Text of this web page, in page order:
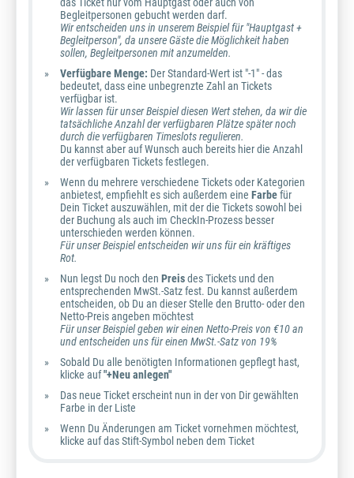
Begleitpersonen gebucht werden darf.
Wir entscheiden uns in unserem Beispiel für "Hauptgast +
Begleitperson", da unsere Gäste die Möglichkeit haben
sollen, Begleitpersonen mit anzumelden.
Verfügbare Menge: Der Standard-Wert ist "-1" - das
bedeutet, dass eine unbegrenzte Zahl an Tickets
verfügbar ist.
Wir lassen für unser Beispiel diesen Wert stehen, da wir die
tatsächliche Anzahl der verfügbaren Plätze später noch
durch die verfügbaren Timeslots regulieren.
Du kannst aber auf Wunsch auch bereits hier die Anzahl
der verfügbaren Tickets festlegen.
Wenn du mehrere verschiedene Tickets oder Kategorien
anbietest, empfiehlt es sich außerdem eine Farbefür
Dein Ticket auszuwählen, mit der die Tickets sowohl bei
der Buchung als auch im CheckIn-Prozess besser
unterschieden werden können.
Für unser Beispiel entscheiden wir uns für ein kräftiges
Rot.
Nun legst Du noch den Preisdes Tickets und den
entsprechenden MwSt.-Satz fest. Du kannst außerdem
entscheiden, ob Du an dieser Stelle den Brutto- oder den
Netto-Preis angeben möchtest
Für unser Beispiel geben wir einen Netto-Preis von €10 an
und entscheiden uns für einen MwSt.-Satz von 19%
Sobald Du alle benötigten Informationen gepflegt hast,
klicke auf"+Neu anlegen"
Das neue Ticket erscheint nun in der von Dir gewählten
Farbe in der Liste
Wenn Du Änderungen am Ticket vornehmen möchtest,
klicke auf das Stift-Symbol neben dem Ticket